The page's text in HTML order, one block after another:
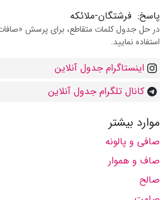
پاسخ: فرشتگان-ملائکه
در حل جدول کلمات متقاطع، برای پرسش
استفاده نمایید.
اینستاگرام جدول آنلاین
کانال تلگرام جدول آنلاین
موارد بیشتر
صافی و پالونه
صاف و هموار
صالح